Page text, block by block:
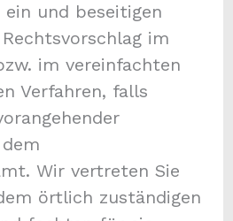
und beseitigen
im
im vereinfachten
Verfahren, falls
Wir vertreten Sie
örtlich zuständigen